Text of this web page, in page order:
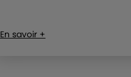
En savoir +